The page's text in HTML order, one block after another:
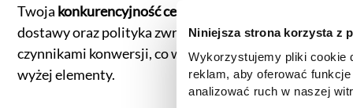
Niniejsza strona korzysta z
Wykorzystujemy pliki cookie
reklam, aby oferować
analizować ruch w naszej
Twoja konkurencyjność cenowa
dostawy oraz polityka zwrotów są równie istotnymi
czynnikami konwersji, co wszystkie wymienione
wyżej elementy.